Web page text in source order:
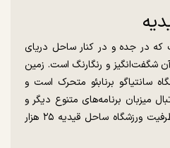
که در جده و در کنار ساحل دریای
و رنگارنگ است. زمین
سانتیاگو برنابئو متحرک است و
میزبان برنامه‌های متنوع دیگر و
سایر مسابقات ورزشی باشد. ‏ظرفیت ورزشگاه ساحل قیدیه ۲۵ هزار